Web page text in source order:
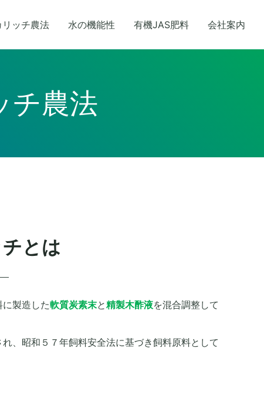
リッチ農法 水の機能性 有機JAS肥料 会社案内
チ農法
とは
製造した軟質炭素末と精製木酢液を混合調整して
、昭和５７年飼料安全法に基づき飼料原料として